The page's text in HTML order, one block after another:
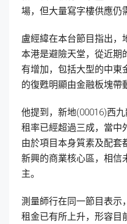
場，但大量寫字樓供應仍
盧經緯在本台節目指出，
本港是避險天堂，從近期
有增加，包括大型的中東
的復甦明顯由金融板塊帶
他提到，新地(00016)西
租率已經超過三成，當中
由於項目本身質素及配套
新興的商業核心區，相信
主。
測量師行在同一節目表示
租金已有所上升，形容目